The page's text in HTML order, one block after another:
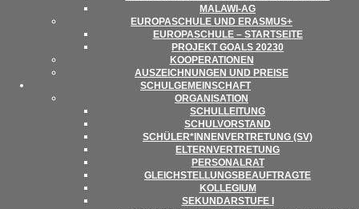
MALAWI-AG
EURO­PA­SCHULE UND ERASMUS+
EURO­PA­SCHULE – STARTSEITE
PRO­JEKT GOALS 20230
KOOPE­RA­TIO­NEN
AUS­ZEICH­NUN­GEN UND PREISE
SCHUL­GE­MEIN­SCHAFT
ORGA­NI­SA­TION
SCHUL­LEI­TUNG
SCHUL­VOR­STAND
SCHÜLER*INNENVERTRETUNG (SV)
ELTERN­VER­TRE­TUNG
PER­SO­NAL­RAT
GLEICH­STEL­LUNGS­BE­AUF­TRAGTE
KOL­LE­GIUM
SEKUN­DAR­STUFE I